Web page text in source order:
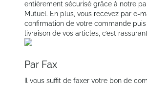
entièrement sécurisé grâce à notre
Mutuel. En plus, vous recevez par e-
confirmation de votre commande
livraison de vos articles, c’est
Par Fax
Il vous suffit de faxer votre bon de